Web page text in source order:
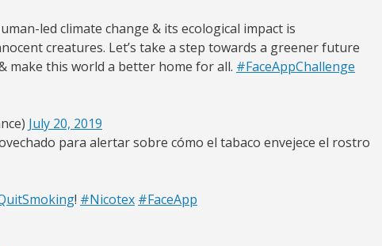
led climate change & its ecological impact is
creatures. Let’s take a step towards a greener future
make this world a better home for all. #FaceAppChallenge
July 20, 2019
para alertar sobre cómo el tabaco envejece el rostro
! #Nicotex #FaceApp